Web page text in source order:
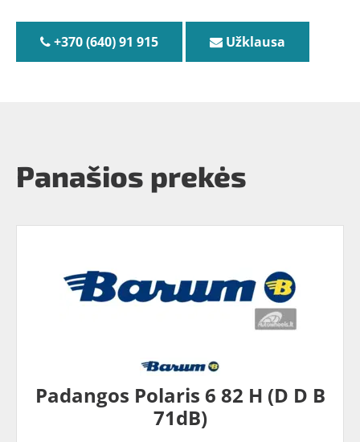
+370 (640) 91 915 Užklausa
Panašios prekės
Padangos Polaris 6 82 H (D D B
71dB)